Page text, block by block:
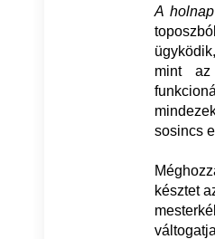
A
mint az
sosincs
késztet